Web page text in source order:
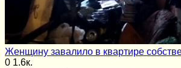
Женщину завалило в квартире
0 1.6к.